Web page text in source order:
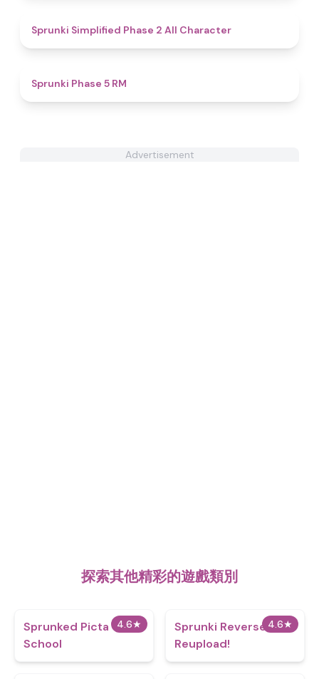
Sprunki Simplified Phase 2 All Character
Sprunki Phase 5 RM
Advertisement
探索其他精彩的遊戲類別
4.6★
Sprunked Picta
School
4.6★
Sprunki Reversed:
Reupload!